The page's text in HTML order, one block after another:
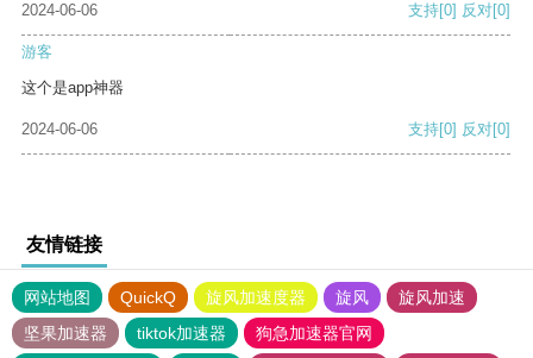
2024-06-06
支持[0] 反对[0]
游客
这个是app神器
2024-06-06 支持[0] 反对[0]
友情链接
网站地图 QuickQ 旋风加速度器 旋风
旋风加速
坚果加速器
tiktok加速器
狗急加速器官网